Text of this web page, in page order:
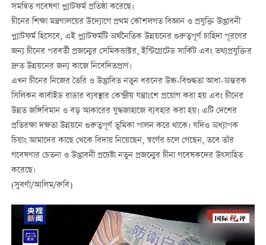
সমন্বিত গবেষণা প্ল্যাটফর্ম প্রতিষ্ঠা করেছে।
চীনের শিক্ষা মন্ত্রণালয়ের উদ্যোগে প্রথম কৌশলগত বিজ্ঞান ও প্রযুক্তি উদ্ভাবনী
প্ল্যাটফর্ম হিসেবে, এই প্ল্যাটফর্মটি অর্থনৈতিক উন্নয়নের গুরুত্বপূর্ণ চাহিদা পূরণের
জন্য চীনের পরবর্তী প্রজন্মের সেমিকন্ডাক্টর, ইন্টিগ্রেটেড সার্কিট এবং তথ্যপ্রযুক্তির
দ্রুত উন্নয়নের জন্য কাজে নিবেদিতপ্রাণ।
এখন চীনের নিজের তৈরি ও উদ্ভাবিত নতুন ধরনের উচ্চ-বিশুদ্ধতা আধা-অন্তরক
সিলিকন কার্বাইড রাডার ব্যবস্থার কেন্দ্রীয় যন্ত্রাংশে প্রয়োগ করা হয় এবং চীনের
উন্নত জঙ্গিবিমান ও বড় আকারের যুদ্ধজাহাজে ব্যবহার করা হয়। এটি দেশের
প্রতিরক্ষা দক্ষতা উন্নয়নে গুরুত্বপূর্ণ ভুমিকা পালন করে থাকে। যদিও অধ্যাপক
চিয়াং আমাদের কাছে থেকে বিদায় নিয়েছেন, স্বর্গের চলে গেছেন, তবে তাঁর
গবেষণার চেতনা ও উদ্ভাবনী প্রচেষ্টা নতুন প্রজন্মের চীনা গবেষকদের উত্সাহিত
করেছে।
(সুবর্ণা/আলিম/রুবি)